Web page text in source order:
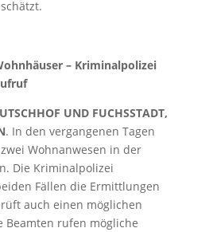
– Kriminalpolizei
UND FUCHSSTADT,
. In den vergangenen Tagen
Wohnanwesen in der
Die Kriminalpolizei
Fällen die Ermittlungen
auch einen möglichen
Beamten rufen mögliche